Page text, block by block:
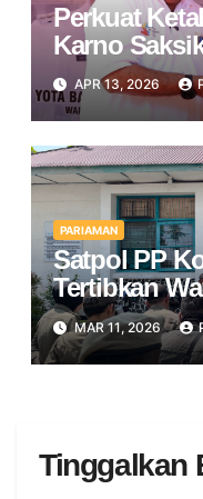
Perkuat
Karno
Station dan
APR 13, 2026
PARIAMAN
Satpol PP
Tertibkan
Beroperasi
MAR 11, 2026
Tinggalkan